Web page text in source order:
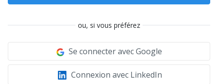
ou, si vous préférez
Se connecter avec Google
Connexion avec LinkedIn